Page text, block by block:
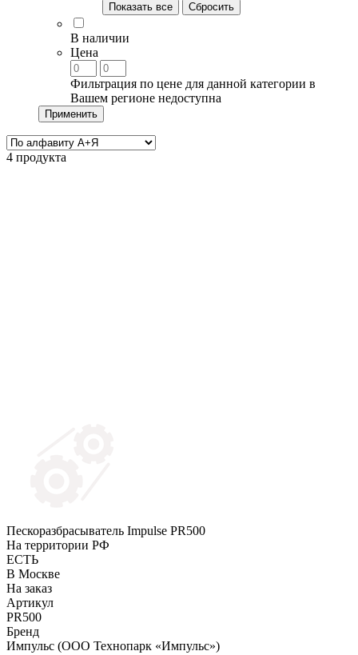
Показать все Сбросить
В наличии
Цена
Фильтрация по цене для данной категории в
Вашем регионе недоступна
Применить
4 продукта
Пескоразбрасыватель Impulse PR500
На территории РФ
ЕСТЬ
В Москве
На заказ
Артикул
PR500
Бренд
Импульс (ООО Технопарк «Импульс»)